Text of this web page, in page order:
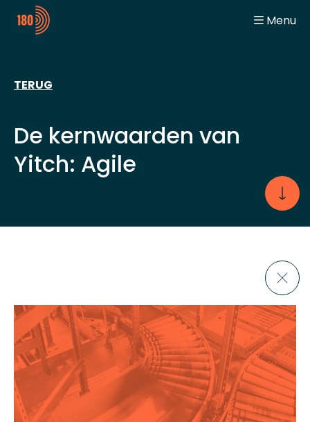
Menu
General
Student
TERUG
De kernwaarden van
Yitch: Agile